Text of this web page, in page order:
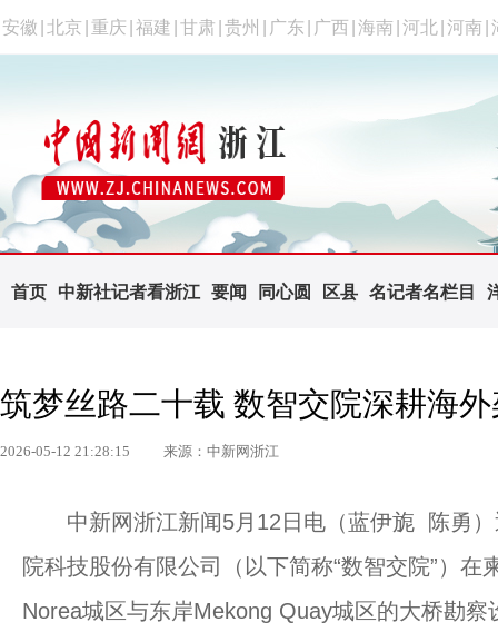
安徽 北京 重庆 福建 甘肃 贵州 广东 广西 海南 河北 河南
首页 中新社记者看浙江 要闻 同心圆 区县 名记者名栏目
筑梦丝路二十载 数智交院深耕海
2026-05-12 21:28:15 来源：中新网浙江
中新网浙江新闻5月12日电（蓝伊旎 陈勇）
院科技股份有限公司（以下简称“数智交院”）
Norea城区与东岸Mekong Quay城区的大桥勘